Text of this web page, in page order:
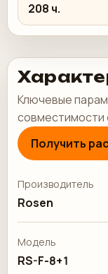
208 ч.
Ключевые
совместимости
Получить
Производитель
Rosen
Модель
RS-F-8+1